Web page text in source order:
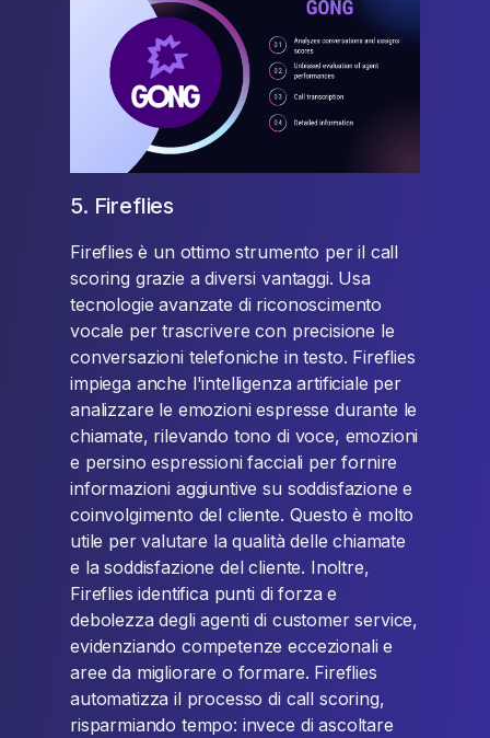
5. Fireflies
Fireflies è un ottimo strumento per il call
scoring grazie a diversi vantaggi. Usa
tecnologie avanzate di riconoscimento
vocale per trascrivere con precisione le
conversazioni telefoniche in testo. Fireflies
impiega anche l'intelligenza artificiale per
analizzare le emozioni espresse durante le
chiamate, rilevando tono di voce, emozioni
e persino espressioni facciali per fornire
informazioni aggiuntive su soddisfazione e
coinvolgimento del cliente. Questo è molto
utile per valutare la qualità delle chiamate
e la soddisfazione del cliente. Inoltre,
Fireflies identifica punti di forza e
debolezza degli agenti di customer service,
evidenziando competenze eccezionali e
aree da migliorare o formare. Fireflies
automatizza il processo di call scoring,
risparmiando tempo: invece di ascoltare